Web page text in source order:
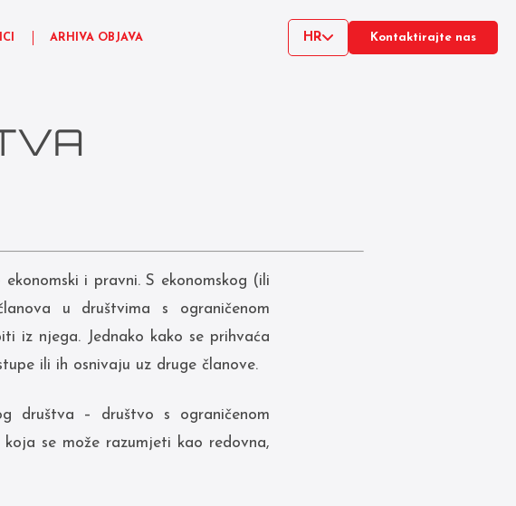
ARHIVA OBJAVA HR Kontaktirajte nas
i pravni. S ekonomskog (ili
u društvima s ograničenom
iz njega. Jednako kako se prihvaća
ili ih osnivaju uz druge članove.
društva – društvo s ograničenom
se može razumjeti kao redovna,